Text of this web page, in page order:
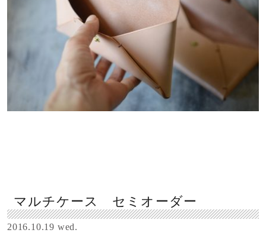
マルチケース セミオーダー
2016.10.19 wed.